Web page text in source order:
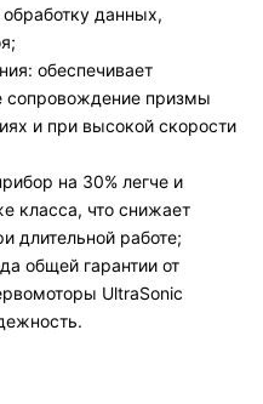
данных,
обеспечивает
сопровождение призмы
и при высокой скорости
на 30% легче и
класса, что снижает
длительной работе;
общей гарантии от
UltraSonic